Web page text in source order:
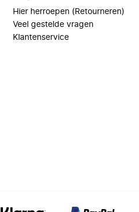
Hier herroepen (Retourneren)
Veel gestelde vragen
Klantenservice